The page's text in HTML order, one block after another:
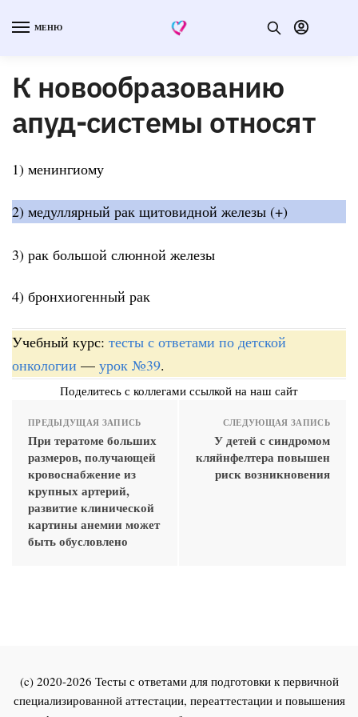
МЕНЮ
К новообразованию
апуд-системы относят
1) менингиому
2) медуллярный рак щитовидной железы (+)
3) рак большой слюнной железы
4) бронхиогенный рак
Учебный курс: тесты с ответами по детской
онкологии — урок №39.
Поделитесь с коллегами ссылкой на наш сайт
ПРЕДЫДУЩАЯ ЗАПИСЬ
При тератоме больших
размеров, получающей
кровоснабжение из
крупных артерий,
развитие клинической
картины анемии может
быть обусловлено
СЛЕДУЮЩАЯ ЗАПИСЬ
У детей с синдромом
кляйнфелтера повышен
риск возникновения
(c) 2020-2026 Тесты с ответами для подготовки к первичной
специализированной аттестации, переаттестации и повышения